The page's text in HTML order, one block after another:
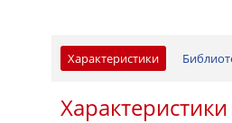
Характеристики
Характеристики